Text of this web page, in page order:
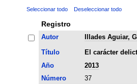
Seleccionar todo Deseleccionar todo
Registro
Autor
Illades Aguiar,
Título
El carácter
Año
2013
Número
37